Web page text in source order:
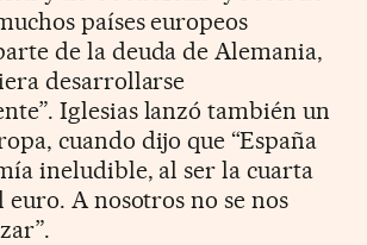
países europeos
de la deuda de Alemania,
desarrollarse
Iglesias lanzó también un
cuando dijo que “España
ineludible, al ser la cuarta
euro. A nosotros no se nos